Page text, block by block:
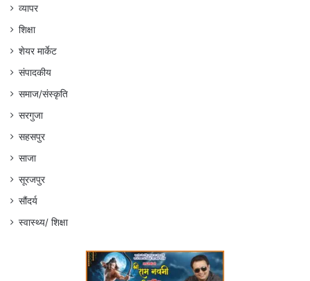
व्यापर
शिक्षा
शेयर मार्केट
संपादकीय
समाज/संस्कृति
सरगुजा
सहसपुर
साजा
सूरजपुर
सौंदर्य
स्वास्थ्य/ शिक्षा